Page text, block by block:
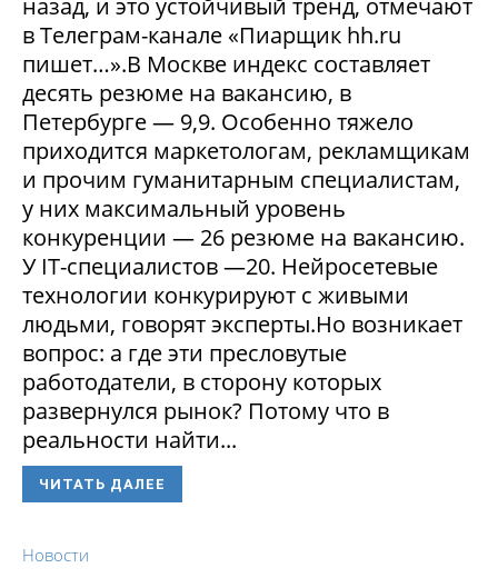
в Телеграм-канале «Пиарщик hh.ru
пишет…».В Москве индекс составляет
десять резюме на вакансию, в
Петербурге — 9,9. Особенно тяжело
приходится маркетологам, рекламщикам
и прочим гуманитарным специалистам,
у них максимальный уровень
конкуренции — 26 резюме на вакансию.
У IT-специалистов —20. Нейросетевые
технологии конкурируют с живыми
людьми, говорят эксперты.Но возникает
вопрос: а где эти пресловутые
работодатели, в сторону которых
развернулся рынок? Потому что в
реальности найти...
ЧИТАТЬ ДАЛЕЕ
Новости